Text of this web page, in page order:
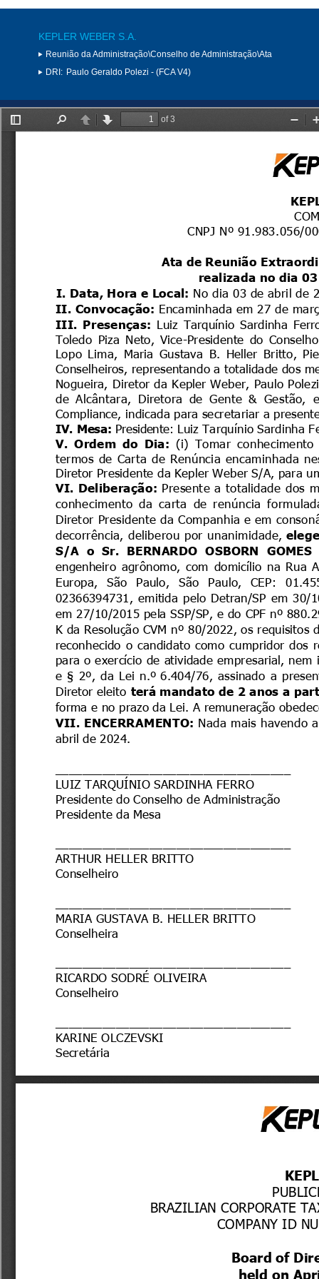
KEPLER WEBER S.A.
Reunião da Administração\Conselho de Administração\Ata
DRI: Paulo Geraldo Polezi - (FCA V4)